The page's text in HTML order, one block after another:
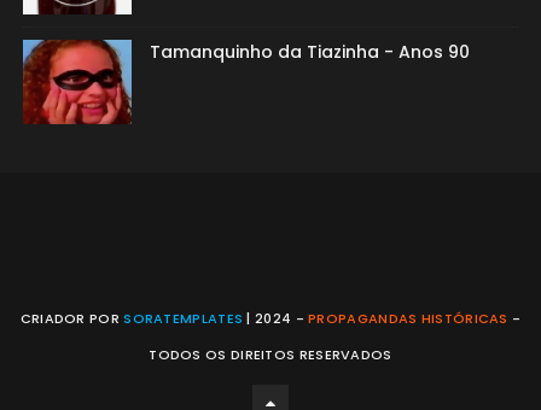
Tamanquinho da Tiazinha - Anos 90
CRIADOR PORSORATEMPLATES | 2024 -PROPAGANDAS HISTÓRICAS -
TODOS OS DIREITOS RESERVADOS